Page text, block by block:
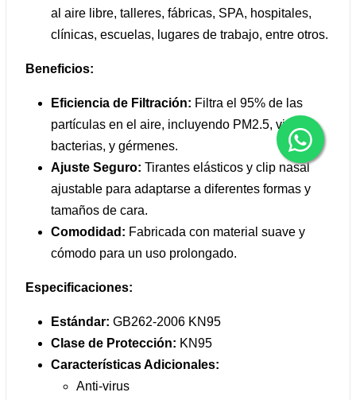
al aire libre, talleres, fábricas, SPA, hospitales,
clínicas, escuelas, lugares de trabajo, entre otros.
Beneficios:
Eficiencia de Filtración: Filtra el 95% de las
partículas en el aire, incluyendo PM2.5, virus,
bacterias, y gérmenes.
Ajuste Seguro: Tirantes elásticos y clip nasal
ajustable para adaptarse a diferentes formas y
tamaños de cara.
Comodidad: Fabricada con material suave y
cómodo para un uso prolongado.
Especificaciones:
Estándar: GB262-2006 KN95
Clase de Protección: KN95
Características Adicionales:
Anti-virus